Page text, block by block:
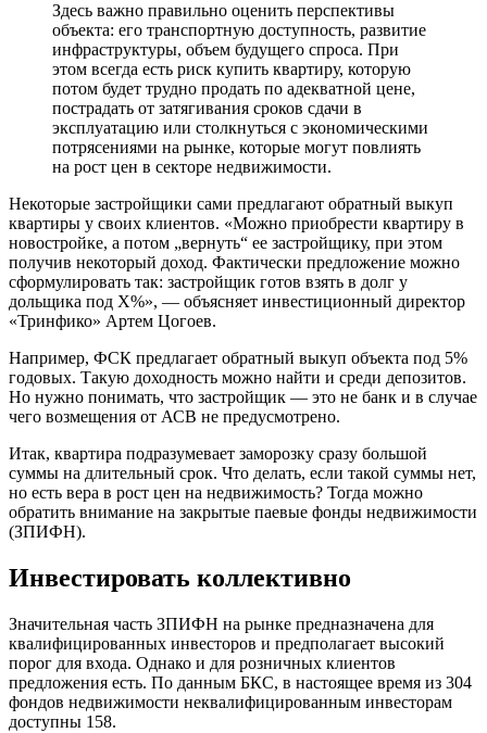
Здесь важно правильно оценить перспективы
объекта: его транспортную доступность, развитие
инфраструктуры, объем будущего спроса. При
этом всегда есть риск купить квартиру, которую
потом будет трудно продать по адекватной цене,
пострадать от затягивания сроков сдачи в
эксплуатацию или столкнуться с экономическими
потрясениями на рынке, которые могут повлиять
на рост цен в секторе недвижимости.
Некоторые застройщики сами предлагают обратный выкуп
квартиры у своих клиентов. «Можно приобрести квартиру в
новостройке, а потом „вернуть“ ее застройщику, при этом
получив некоторый доход. Фактически предложение можно
сформулировать так: застройщик готов взять в долг у
дольщика под X%», — объясняет инвестиционный директор
«Тринфико» Артем Цогоев.
Например, ФСК предлагает обратный выкуп объекта под 5%
годовых. Такую доходность можно найти и среди депозитов.
Но нужно понимать, что застройщик — это не банк и в случае
чего возмещения от АСВ не предусмотрено.
Итак, квартира подразумевает заморозку сразу большой
суммы на длительный срок. Что делать, если такой суммы нет,
но есть вера в рост цен на недвижимость? Тогда можно
обратить внимание на закрытые паевые фонды недвижимости
(ЗПИФН).
Инвестировать коллективно
Значительная часть ЗПИФН на рынке предназначена для
квалифицированных инвесторов и предполагает высокий
порог для входа. Однако и для розничных клиентов
предложения есть. По данным БКС, в настоящее время из 304
фондов недвижимости неквалифицированным инвесторам
доступны 158.